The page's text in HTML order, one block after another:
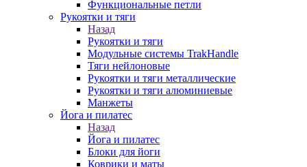
Функциональные петли
Рукоятки и тяги
Назад
Рукоятки и тяги
Модульные системы TrakHandle
Тяги нейлоновые
Рукоятки и тяги металлические
Рукоятки и тяги алюминиевые
Манжеты
Йога и пилатес
Назад
Йога и пилатес
Блоки для йоги
Коврики и маты